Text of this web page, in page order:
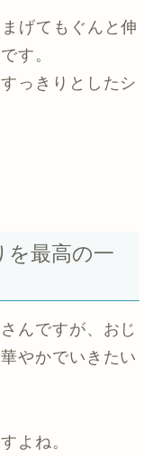
げてもぐんと伸
す。
っきりとしたシ
を最高の一
んですが、おじ
やかでいきたい
よね。